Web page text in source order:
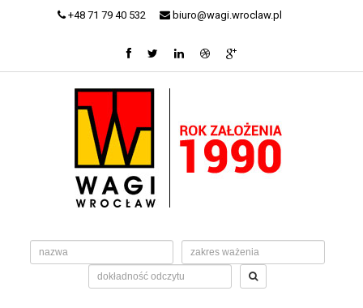
+48 71 79 40 532 biuro@wagi.wroclaw.pl